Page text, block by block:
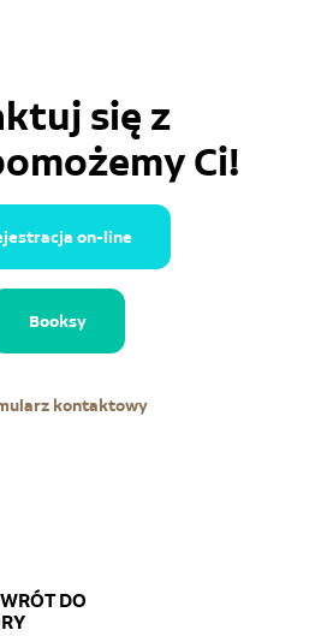
się z
Ci!
on-line
kontaktowy
Booksy
DO